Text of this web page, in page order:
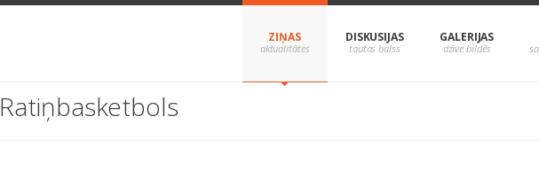
ZIŅAS DISKUSIJAS GALERIJAS
Ratiņbasketbols